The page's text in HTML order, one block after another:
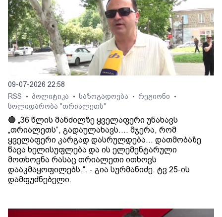
09-07-2026 22:58
RSS
• პოლიტიკა • საზოგადოება • რეგიონი •
სოლიდარობა "თრიალეთს"
🔴 „36 წლის მანძილზე ყველაფერი უნახავს
„თრიალეთს“, გადაულახავს.... მჯერა, რომ
ყველაფერი კარგად დასრულდება... დათმობაზე
წავა ხელისუფლება და ის ელემენტარული
მოთხოვნა რასაც თრიალეთი ითხოვს
დააკმაყოფილებს.“. - გია სურმანიძე. ტვ 25-ის
დამფუძნებელი.